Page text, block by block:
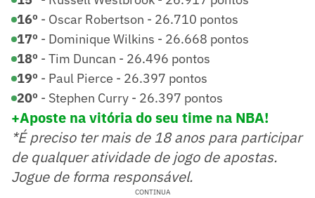
16º - Oscar Robertson - 26.710 pontos
17º - Dominique Wilkins - 26.668 pontos
18º - Tim Duncan - 26.496 pontos
19º - Paul Pierce - 26.397 pontos
20º - Stephen Curry - 26.397 pontos
+Aposte na vitória do seu time na NBA!
*É preciso ter mais de 18 anos para participar
de qualquer atividade de jogo de apostas.
Jogue de forma responsável.
CONTINUA